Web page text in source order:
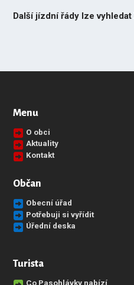
Další jízdní řády lze vyhledat
Menu
O obci
Aktuality
Kontakt
Občan
Obecní úřad
Potřebuji si vyřídit
Úřední deska
Turista
Co Pasohlávky nabízí